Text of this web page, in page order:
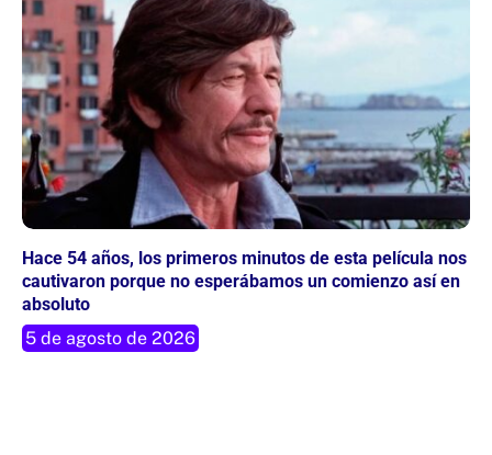
Hace 54 años, los primeros minutos de esta película nos
cautivaron porque no esperábamos un comienzo así en
absoluto
5 de agosto de 2026